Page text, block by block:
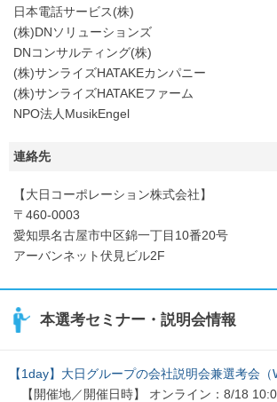
日本電話サービス(株)
(株)DNソリューションズ
DNコンサルティング(株)
(株)サンライズHATAKEカンパニー
(株)サンライズHATAKEファーム
NPO法人MusikEngel
連絡先
【大日コーポレーション株式会社】
〒460-0003
愛知県名古屋市中区錦一丁目10番20号
アーバンネット伏見ビル2F
本選考セミナー・説明会情報
【1day】大日グループの会社説明会兼選考会（
【開催地／開催日時】 オンライン：8/18